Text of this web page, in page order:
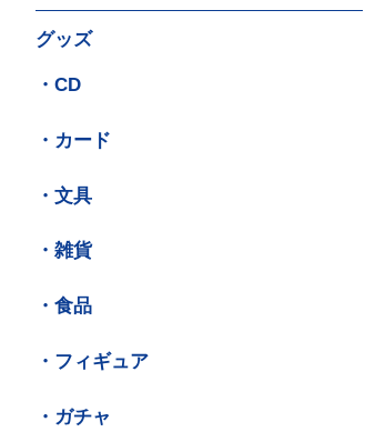
グッズ
・CD
・カード
・文具
・雑貨
・食品
・フィギュア
・ガチャ